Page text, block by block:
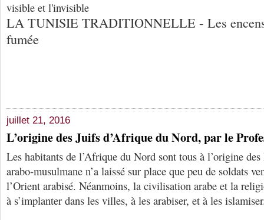
visible et l'invisible
LA TUNISIE TRADITIONNELLE - Les
fumée
juillet 21, 2016
L’origine des Juifs d’Afrique du Nord, par le
Les habitants de l’Afrique du Nord sont tous à l’origine
arabo-musulmane n’a laissé sur place que peu de soldats
l’Orient arabisé. Néanmoins, la civilisation arabe et la
à s’implanter dans les villes, à les arabiser, et à les